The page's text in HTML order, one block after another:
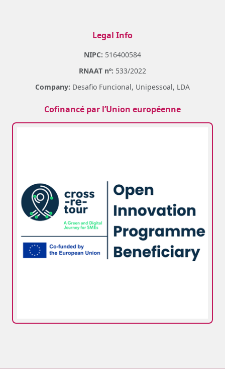
Legal Info
NIPC: 516400584
RNAAT nº: 533/2022
Company: Desafio Funcional, Unipessoal, LDA
Cofinancé par l’Union européenne